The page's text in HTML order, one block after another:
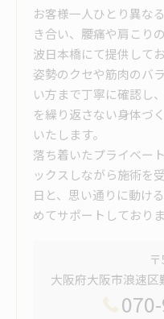
お客様一人ひとり異な
き合い、腰痛や肩こり
波日本橋にて提供してお
姿勢のクセや筋肉のバ
い方まで丁寧に確認し
を繰り返さない身体づ
いたします。
落ち着いたプライベー
ックスしながら施術を
日と、思い通りに動け
めてサポートしておりま
大阪府大阪市浪速